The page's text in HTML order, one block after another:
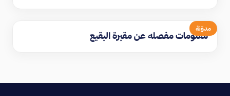
مدوّنة
معلومات مفصله عن مقبرة البقيع